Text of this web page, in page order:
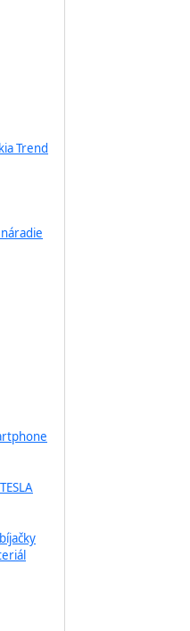
Trend